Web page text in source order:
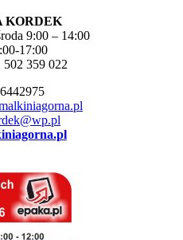
KORDEK
9:00 – 14:00
17:00
359 022